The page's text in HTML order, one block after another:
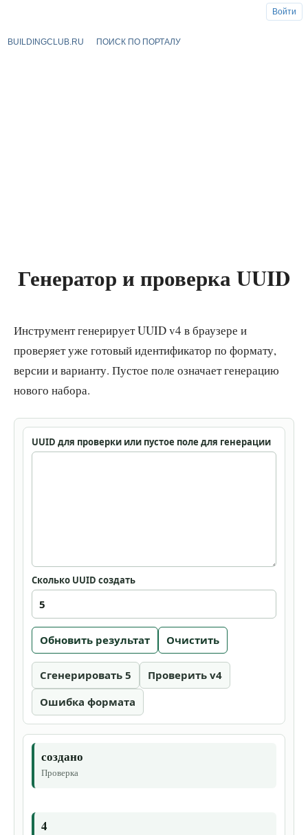
BUILDINGCLUB.RU ПОИСК ПО ПОРТАЛУ
Генератор и проверка UUID
Инструмент генерирует UUID v4 в браузере и
проверяет уже готовый идентификатор по формату,
версии и варианту. Пустое поле означает генерацию
нового набора.
UUID для проверки или пустое поле для генерации
Сколько UUID создать
Обновить результат Очистить
Сгенерировать 5
Проверить v4
Ошибка формата
создано
Проверка
4
Войти